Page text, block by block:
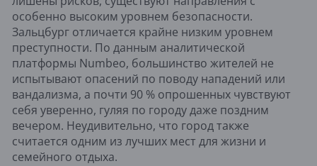
особенно высоким уровнем безопасности.
Зальцбург отличается крайне низким уровнем
преступности. По данным аналитической
платформы Numbeo, большинство жителей не
испытывают опасений по поводу нападений или
вандализма, а почти 90 % опрошенных чувствуют
себя уверенно, гуляя по городу даже поздним
вечером. Неудивительно, что город также
считается одним из лучших мест для жизни и
семейного отдыха.